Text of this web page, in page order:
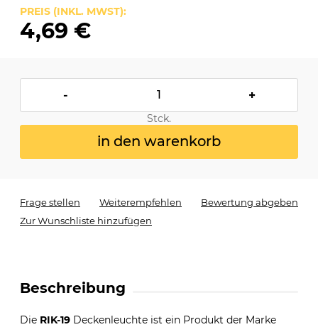
PREIS (INKL. MWST):
4,69 €
- +
Stck.
in den warenkorb
Frage stellen Weiterempfehlen
Bewertung abgeben
Zur Wunschliste hinzufügen
Beschreibung
Die RIK-19 Deckenleuchte ist ein Produkt der Marke